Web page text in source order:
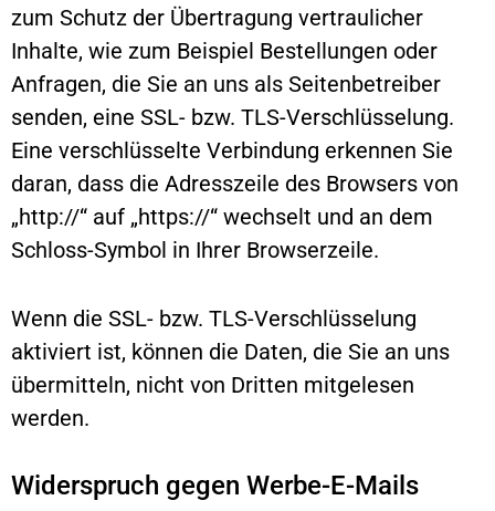
zum Schutz der Übertragung vertraulicher
Inhalte, wie zum Beispiel Bestellungen oder
Anfragen, die Sie an uns als Seitenbetreiber
senden, eine SSL- bzw. TLS-Verschlüsselung.
Eine verschlüsselte Verbindung erkennen Sie
daran, dass die Adresszeile des Browsers von
„http://“ auf „https://“ wechselt und an dem
Schloss-Symbol in Ihrer Browserzeile.
Wenn die SSL- bzw. TLS-Verschlüsselung
aktiviert ist, können die Daten, die Sie an uns
übermitteln, nicht von Dritten mitgelesen
werden.
Widerspruch gegen Werbe-E-Mails